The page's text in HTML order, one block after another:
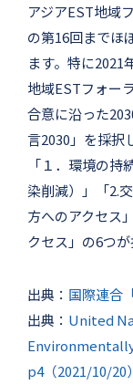
アジアEST地域
の第16回までほ
ます。特に2021
地域ESTフォー
合意に沿った
言2030」を採択
「１．環境の
染削減）」「2.
方へのアクセス
クセス」の6つが
出典： 国際連合
出典： United
p4（2021/10/20）